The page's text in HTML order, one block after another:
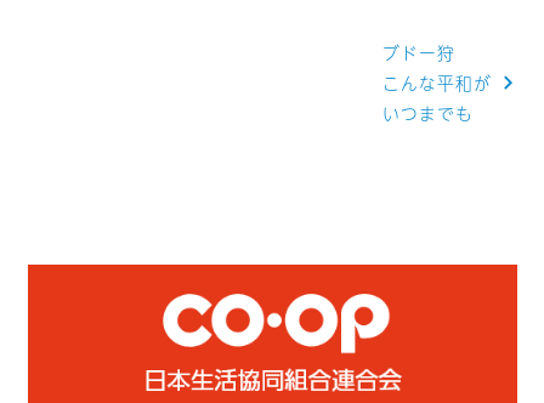
ン
ブドー狩
こんな平和が
いつまでも